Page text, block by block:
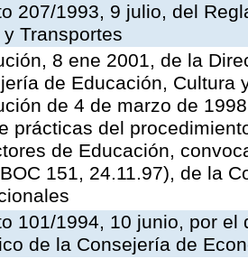
207/1993, 9 julio, del
Transportes
8 ene 2001, de la
de Educación, Cultura
de 4 de marzo de
prácticas del
de Educación,
151, 24.11.97), de la
101/1994, 10 junio, por
de la Consejería de